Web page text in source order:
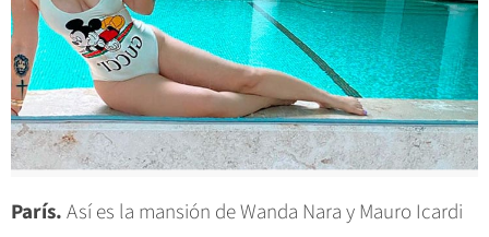
París.Así es la mansión de Wanda Nara y Mauro Icardi